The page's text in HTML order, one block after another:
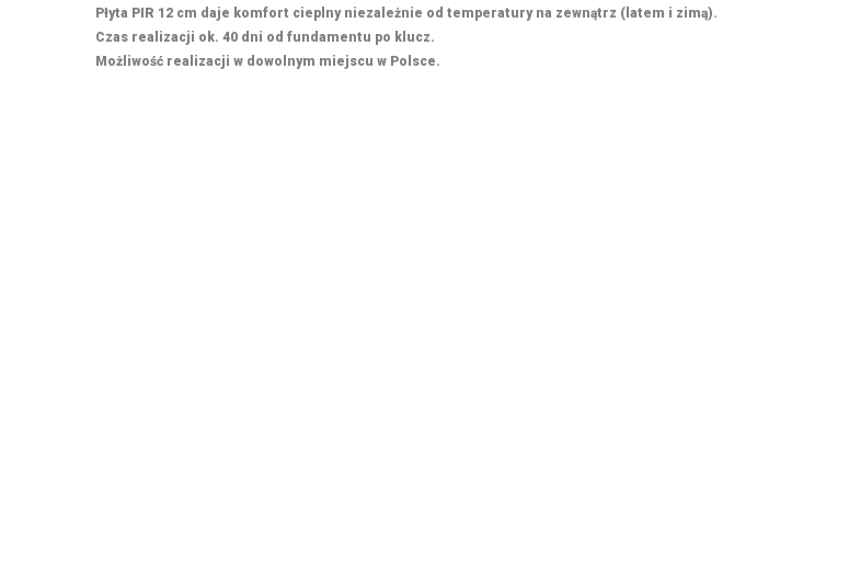
Płyta PIR 12 cm daje komfort cieplny niezależnie od temperatury na zewnątrz (latem i zimą).
Czas realizacji ok. 40 dni od fundamentu po klucz.
Możliwość realizacji w dowolnym miejscu w Polsce.